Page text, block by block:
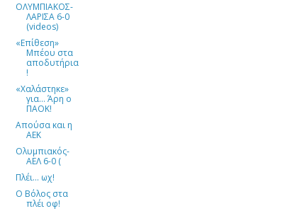
ΟΛΥΜΠΙΑΚΟΣ-
ΛΑΡΙΣΑ 6-0
(videos)
«Επίθεση»
Μπέου στα
αποδυτήρια
!
«Χαλάστηκε»
για… Άρη ο
ΠΑΟΚ!
Απούσα και η
ΑΕΚ
Ολυμπιακός-
ΑΕΛ 6-0 (
Πλέι… ωχ!
Ο Βόλος στα
πλέι οφ!